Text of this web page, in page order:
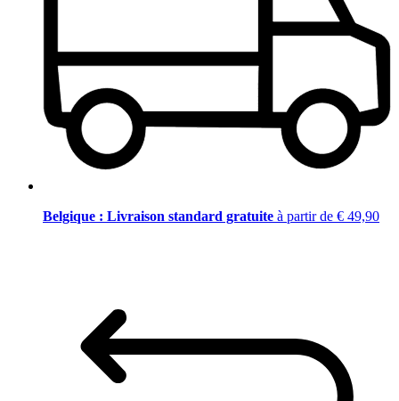
Belgique : Livraison standard gratuite à partir de € 49,90